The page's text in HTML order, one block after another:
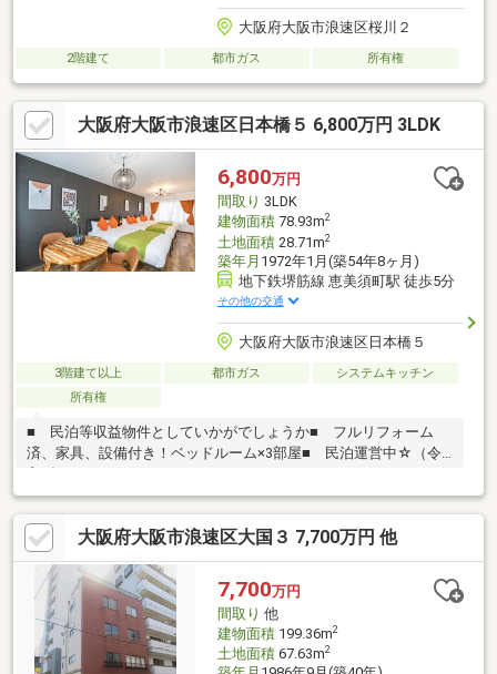
大阪府大阪市浪速区桜川２
2階建て 都市ガス 所有権
大阪府大阪市浪速区日本橋５ 6,800万円 3LDK
6,800万円
間取り 3LDK
建物面積78.93m2
土地面積28.71m2
築年月 1972年1月(築54年8ヶ月)
地下鉄堺筋線 恵美須町駅 徒歩5分
その他の交通
大阪府大阪市浪速区日本橋５
3階建て以上 都市ガス
システムキッチン
所有権
■ 民泊等収益物件としていかがでしょうか■ フルリフォーム
済、家具、設備付き！ベッドルーム×3部屋■ 民泊運営中☆（令
大阪府大阪市浪速区大国３ 7,700万円 他
7,700万円
間取り 他
建物面積199.36m2
土地面積67.63m2